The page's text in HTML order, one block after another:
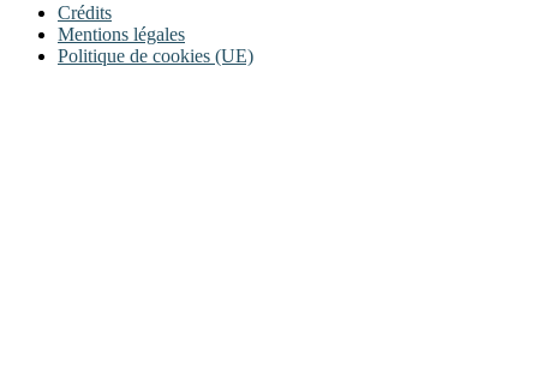
Crédits
Mentions légales
Politique de cookies (UE)